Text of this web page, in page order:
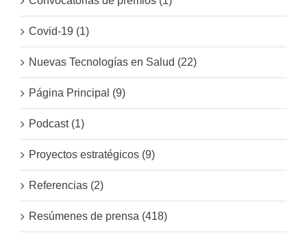
Covid-19 (1)
Nuevas Tecnologías en Salud (22)
Página Principal (9)
Podcast (1)
Proyectos estratégicos (9)
Referencias (2)
Resúmenes de prensa (418)